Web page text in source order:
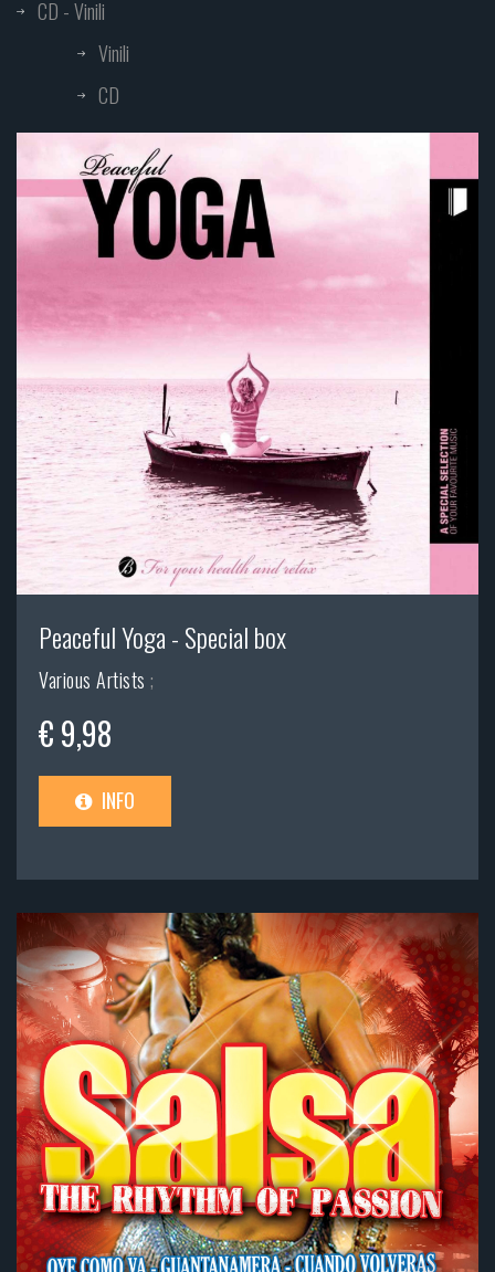
CD - Vinili
Vinili
CD
Peaceful Yoga - Special box
Various Artists ;
€ 9,98
INFO